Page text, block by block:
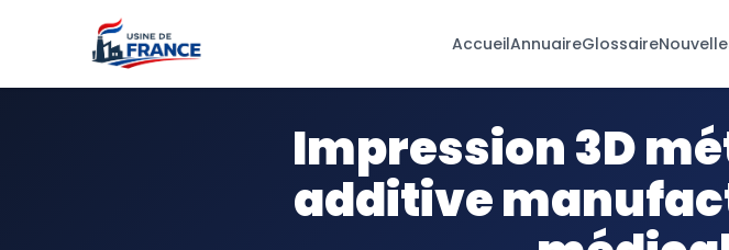
AccueilAnnuaireGlossaire
Impression 3D
additive